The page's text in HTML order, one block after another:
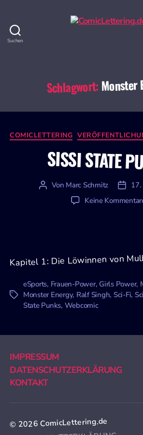
Suchen
Schlagwort:Monster
COMICLETTERING
SISSI STATE
Beitragsautor
Von Marc Schmitz
17.
Keine
Kapitel 1: Die Löwinnen von
Schlagwörter
eSports, Frauen-Power, Girls Power,
Monster Energy, Ralf Singh, Sci-Fi,
State Punks, Webcomic
IMPRESSUM
DATENSCHUTZERKLÄRUNG
KONTAKT
© 2026ComicLettering.de